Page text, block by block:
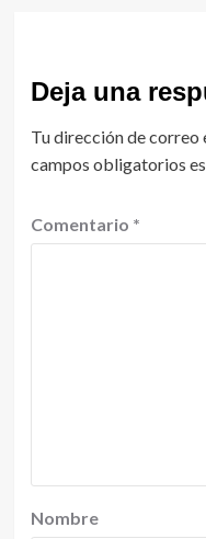
Deja una
Tu dirección de correo
campos obligatorios
Comentario *
Nombre